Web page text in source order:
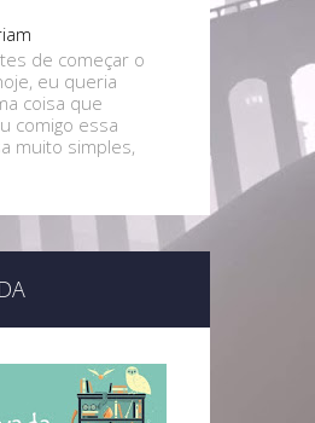
de começar o
eu queria
coisa que
comigo essa
muito simples,